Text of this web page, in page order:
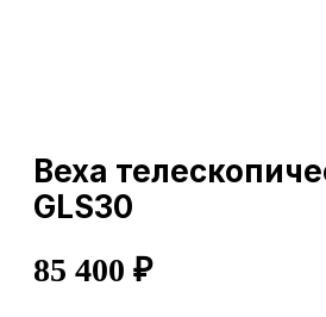
Веха
GLS30
85 400 ₽